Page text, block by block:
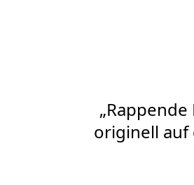
originell auf